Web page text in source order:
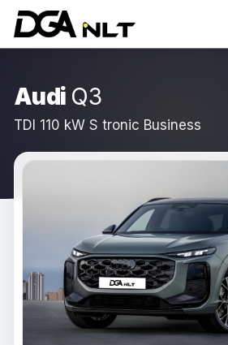
Audi Q3
TDI 110 kW S tronic Business